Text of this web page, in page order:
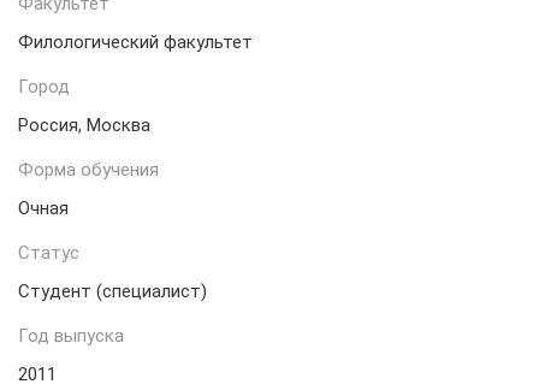
Филологический факультет
Город
Россия, Москва
Форма обучения
Очная
Статус
Студент (специалист)
Год выпуска
2011